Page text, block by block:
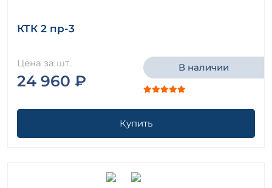
КТК 2 пр-3
Цена за шт.
24 960 ₽
В наличии
Купить